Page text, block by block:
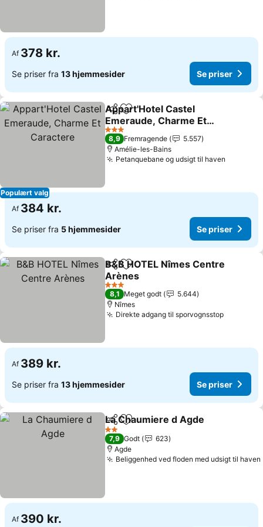
Af 378 kr.
Se priser fra 13 hjemmesider Se priser
Populært valg
Del Føj til favoritter
Appart'Hotel Castel
Emeraude, Charme Et
Caractere
Se priser
3 Stjerner
8,9 Fremragende
5.557
Amélie-les-Bains
Petanquebane og udsigt til haven
Af 384 kr.
Se priser fra 5 hjemmesider Se priser
Del Føj til favoritter
B&B HOTEL Nîmes Centre
Arènes
Se priser
3 Stjerner
8,1 Meget godt
5.644
Nîmes
Direkte adgang til sporvognsstopSe priser
Af 389 kr.
Se priser fra 13 hjemmesider Se priser
Del Føj til favoritter
La Chaumiere d Agde
2 Stjerner
7,9 Godt
623
Agde
Beliggenhed ved floden med udsigt til haven
Af 390 kr.